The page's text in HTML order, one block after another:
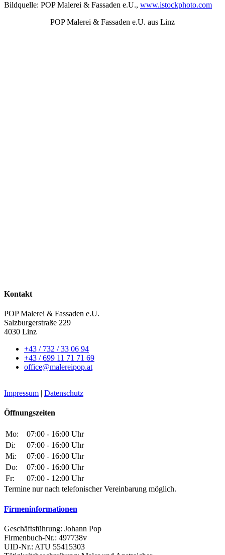
Bildquelle: POP Malerei & Fassaden e.U., www.istockphoto.com
POP Malerei & Fassaden e.U. aus Linz
Kontakt
POP Malerei & Fassaden e.U.
Salzburgerstraße 229
4030 Linz
+43 / 732 / 33 06 94
+43 / 699 11 71 71 69
office@malereipop.at
Impressum | Datenschutz
Öffnungszeiten
Mo:
07:00 - 16:00 Uhr
Di:
07:00 - 16:00 Uhr
Mi:
07:00 - 16:00 Uhr
Do:
07:00 - 16:00 Uhr
Fr:
07:00 - 12:00 Uhr
Termine nur nach telefonischer Vereinbarung möglich.
Firmeninformationen
Geschäftsführung: Johann Pop
Firmenbuch-Nr.: 497738v
UID-Nr.: ATU 55415303